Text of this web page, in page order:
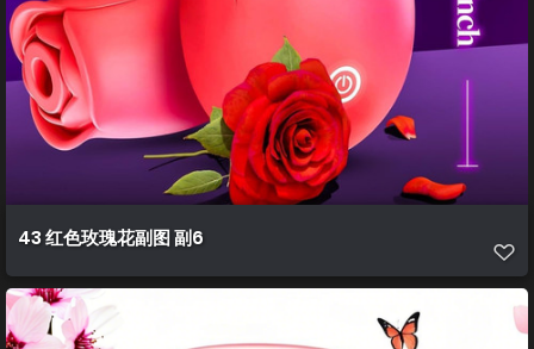
43 红色玫瑰花副图 副6